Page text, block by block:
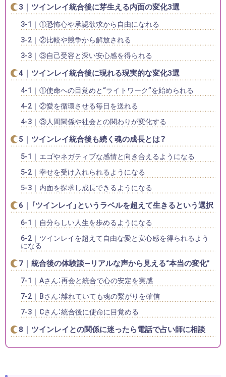
ツインレイ統合後に芽生える内面の変化3選
①恐怖心や承認欲求から自由になれる
②比較や競争から解放される
③自己受容と深い安心感を得られる
ツインレイ統合後に現れる現実的な変化3選
①使命への目覚めと“ライトワーク”を始められる
②愛を循環させる毎日を送れる
③人間関係や社会との関わりが変化する
ツインレイ統合後も続く魂の成長とは？
エゴやネガティブな感情と向き合えるようになる
幸せを受け入れられるようになる
内面を探求し成長できるようになる
「ツインレイ」というラベルを超えて生きるという選択
自分らしい人生を歩めるようになる
ツインレイを超えて自由な愛と安心感を得られるよう
になる
統合後の体験談―リアルな声から見える“本当の変化”
Aさん：再会と統合で心の安定を実感
Bさん：離れていても魂の繋がりを確信
Cさん：統合後に使命に目覚める
ツインレイとの関係に迷ったら電話で占い師に相談